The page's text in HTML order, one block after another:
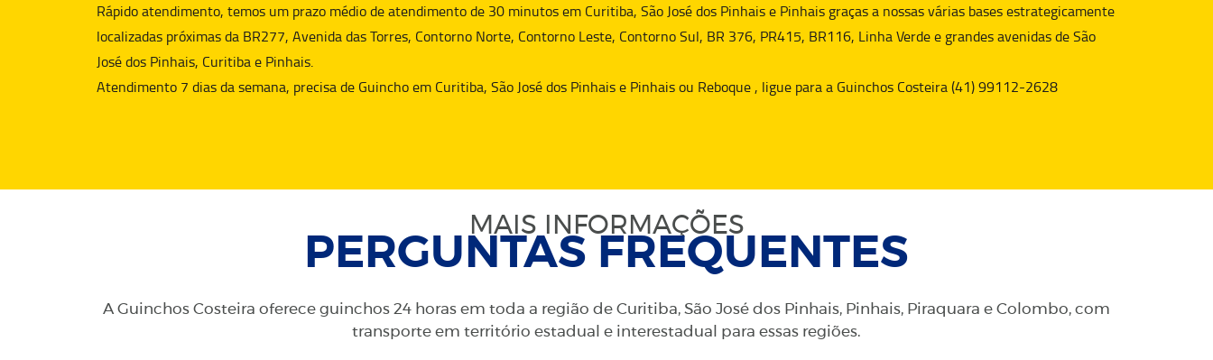
Rápido atendimento, temos um prazo médio de atendimento de 30 minutos em Curitiba, São José dos Pinhais e Pinhais graças a nossas várias bases estrategicamente
localizadas próximas da BR277, Avenida das Torres, Contorno Norte, Contorno Leste, Contorno Sul, BR 376, PR415, BR116, Linha Verde e grandes avenidas de São
José dos Pinhais, Curitiba e Pinhais.
Atendimento 7 dias da semana, precisa de Guinchoem Curitiba, São José dos Pinhais e Pinhais ou Reboque , ligue para a Guinchos Costeira (41) 99112-2628
MAIS INFORMAÇÕES
PERGUNTAS FREQUENTES
A Guinchos Costeira oferece guinchos 24 horas em toda a região de Curitiba, São José dos Pinhais, Pinhais, Piraquara e Colombo, com
transporte em território estadual e interestadual para essas regiões.